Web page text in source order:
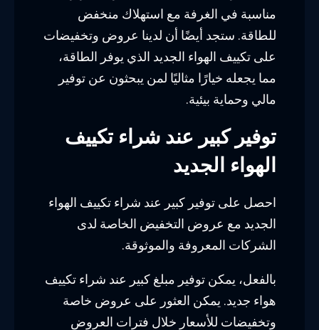
مناسبة في الغرفة مع استهلاك منخفض
للطاقة. ستجد أيضًا أن لدينا عروض وتخفيضات
على تكييف الهواء الجديد الذي يوفر الطاقة،
مما يجعله خيارًا مثاليًا لمن يبحثون عن توفير
مالي وحماية بيئية.
توفير كبير عند شراء تكييف
الهواء الجديد
احصل على توفير كبير عند شراء تكييف الهواء
الجديد مع عروض التخفيض الخاصة لدى
الشركات المعروفة والموثوقة.
بالفعل، يمكن توفير مبلغ كبير عند شراء تكييف
هواء جديد. يمكن العثور على عروض خاصة
وتخفيضات للأسعار خلال فترات العروض